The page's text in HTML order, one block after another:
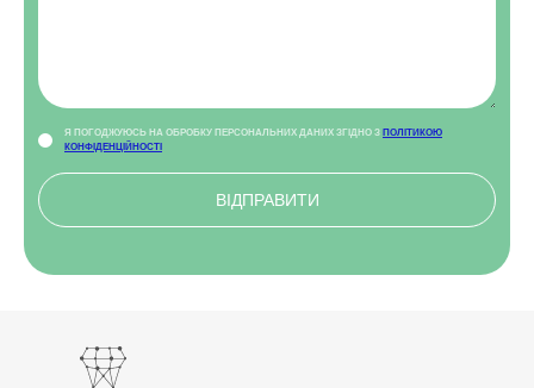
Я ПОГОДЖУЮСЬ НА ОБРОБКУ ПЕРСОНАЛЬНИХ ДАНИХ ЗГІДНО З ПОЛІТИКОЮ
КОНФІДЕНЦІЙНОСТІ